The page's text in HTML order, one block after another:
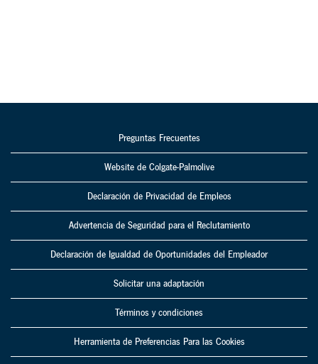
Preguntas Frecuentes
Website de Colgate-Palmolive
Declaración de Privacidad de Empleos
Advertencia de Seguridad para el Reclutamiento
Declaración de Igualdad de Oportunidades del Empleador
Solicitar una adaptación
Términos y condiciones
Herramienta de Preferencias Para las Cookies